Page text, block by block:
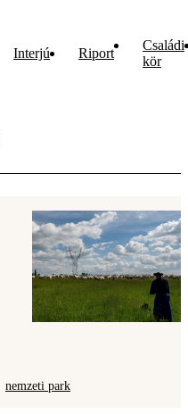
Interjú Riport
Családi
kör
nemzeti park